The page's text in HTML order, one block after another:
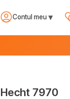
Contul meu▾
7970